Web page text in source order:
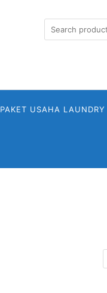
Search
for:
PAKET USAHA LAUNDRY